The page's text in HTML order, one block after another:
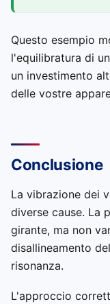
Questo esempio
l'equilibratura di
un investimento
delle vostre
Conclusione
La vibrazione dei
diverse cause. La
girante, ma non
disallineamento
risonanza.
L'approccio